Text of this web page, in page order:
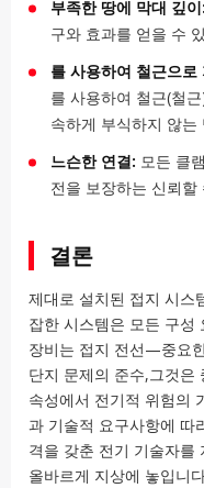
부족한 땅에 막대 깊이:
구와 효과를 얻을 수
를 사용하여 철근으로
를 사용하여 철근(철
속하게 부식하지 않는
느슨한 연결: 모든 클
전을 보장하는 신뢰
결론
제대로 설치된 접지 시스
잡한 시스템은 모든 구
장비는 접지 전선—중요
단지 문제의 준수,그것은
속성에서 전기적 위험의
과 기술적 요구사항에 따
격을 갖춘 전기 기술자를
올바르게 지상에 놓입니